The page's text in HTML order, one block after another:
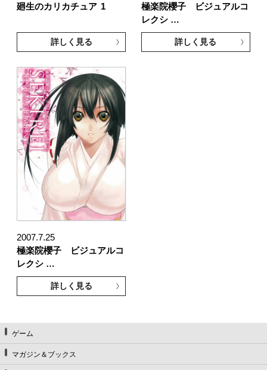
廻生のカリカチュア 1
詳しく見る
極楽院櫻子 ビジュアルコ
レクシ …
詳しく見る
2007.7.25
極楽院櫻子 ビジュアルコ
レクシ …
詳しく見る
ゲーム
マガジン＆ブックス